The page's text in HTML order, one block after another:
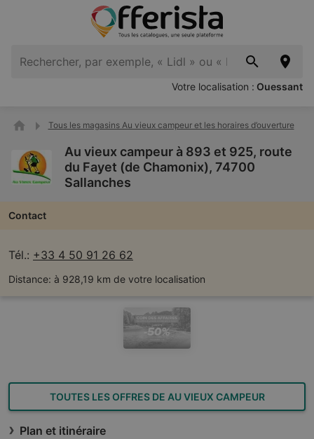
Votre localisation : Ouessant
Tous les magasins Au vieux campeur et les horaires d’ouverture
Au vieux campeur à 893 et 925, route
du Fayet (de Chamonix), 74700
Sallanches
Contact
Tél.: +33 4 50 91 26 62
Distance: à 928,19 km de votre localisation
TOUTES LES OFFRES DE AU VIEUX CAMPEUR
Plan et itinéraire